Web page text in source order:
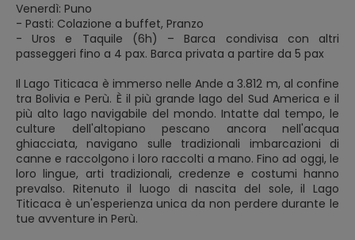
Venerdì: Puno
- Pasti: Colazione a buffet, Pranzo
- Uros e Taquile (6h) – Barca condivisa con altri
passeggeri fino a 4 pax. Barca privata a partire da 5 pax
Il Lago Titicaca è immerso nelle Ande a 3.812 m, al confine
tra Bolivia e Perù. È il più grande lago del Sud America e il
più alto lago navigabile del mondo. Intatte dal tempo, le
culture dell'altopiano pescano ancora nell'acqua
ghiacciata, navigano sulle tradizionali imbarcazioni di
canne e raccolgono i loro raccolti a mano. Fino ad oggi, le
loro lingue, arti tradizionali, credenze e costumi hanno
prevalso. Ritenuto il luogo di nascita del sole, il Lago
Titicaca è un'esperienza unica da non perdere durante le
tue avventure in Perù.